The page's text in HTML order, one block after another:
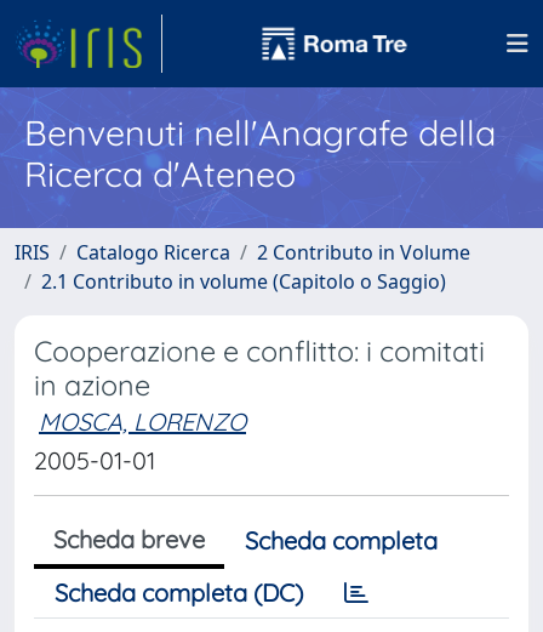
Benvenuti nell'Anagrafe della
Ricerca d'Ateneo
IRIS Catalogo Ricerca
2 Contributo in Volume
2.1 Contributo in volume (Capitolo o Saggio)
Cooperazione e conflitto: i comitati
in azione
MOSCA, LORENZO
2005-01-01
Scheda breve
Scheda completa
Scheda completa (DC)